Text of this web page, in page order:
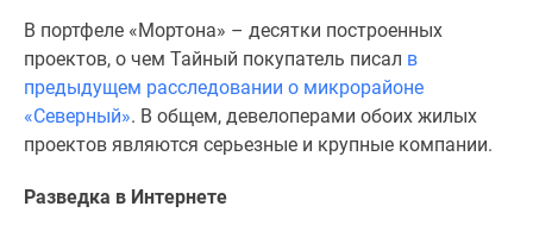
реновации
Москве
Новостройки
премиум-
Новостройки
В портфеле «Мортона» – десятки построенных
проектов, о чем Тайный покупатель писал в
предыдущем расследовании о микрорайоне
«Северный». В общем, девелоперами обоих жилых
проектов являются серьезные и крупные компании.
Разведка в Интернете